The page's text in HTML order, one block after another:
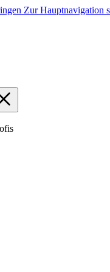
Zur Hauptnavigation